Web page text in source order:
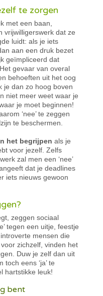
te zorgen
met een baan,
vrijwilligerswerk dat ze
luidt: als je iets
aan een druk bezet
geïmpliceerd dat
gevaar van overal
behoeften uit het oog
je dan zo hoog boven
niet meer weet waar je
je moet beginnen!
‘nee’ te zeggen
te beschermen.
het begrijpen als je
voor jezelf. Zelfs
zal men een ‘nee’
dat je deadlines
iets nieuws gewoon
zeggen sociaal
tegen een uitje, feestje
mensen die
zichzelf, vinden het
Duw je zelf dan uit
eens ‘ja’ te
hartstikke leuk!
bent